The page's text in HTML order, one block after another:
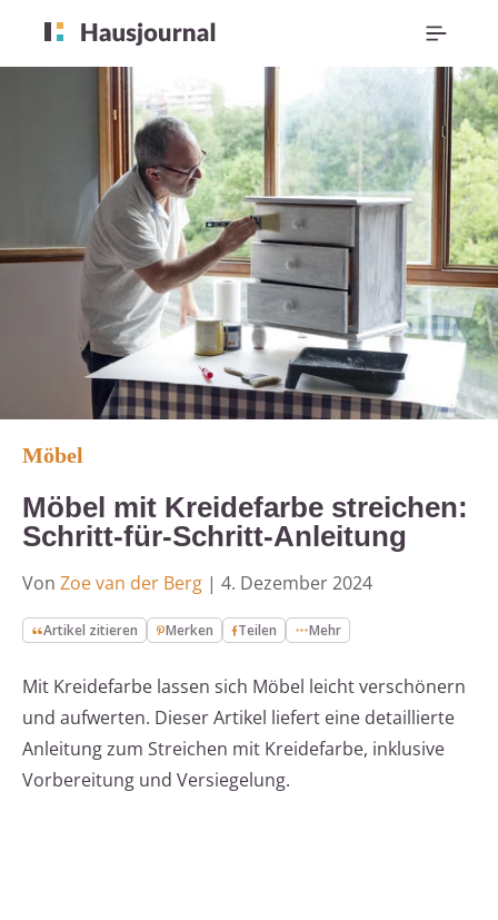
Möbel
Möbel mit Kreidefarbe streichen:
Schritt-für-Schritt-Anleitung
Von Zoe van der Berg | 4. Dezember 2024
Artikel zitieren Merken Teilen Mehr
Mit Kreidefarbe lassen sich Möbel leicht verschönern
und aufwerten. Dieser Artikel liefert eine detaillierte
Anleitung zum Streichen mit Kreidefarbe, inklusive
Vorbereitung und Versiegelung.